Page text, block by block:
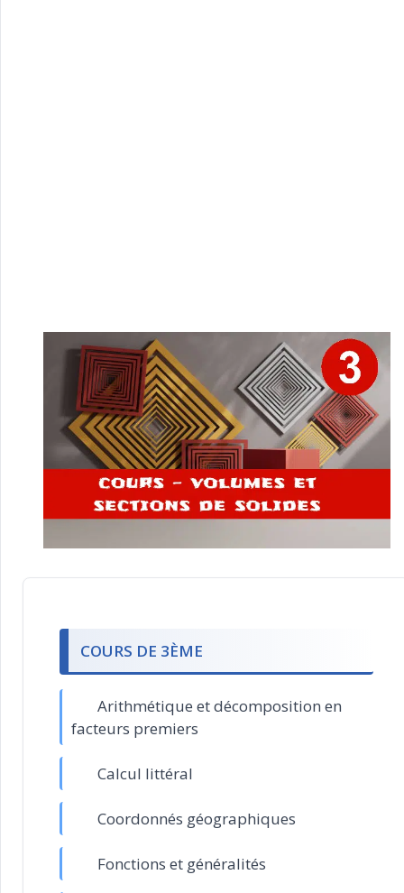
COURS DE 3ÈME
Arithmétique et décomposition en
facteurs premiers
Calcul littéral
Coordonnés géographiques
Fonctions et généralités